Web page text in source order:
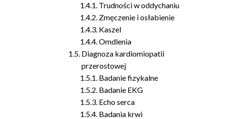
Trudności w oddychaniu
Zmęczenie i osłabienie
Kaszel
Omdlenia
Diagnoza kardiomiopatii
przerostowej
Badanie fizykalne
Badanie EKG
Echo serca
Badania krwi